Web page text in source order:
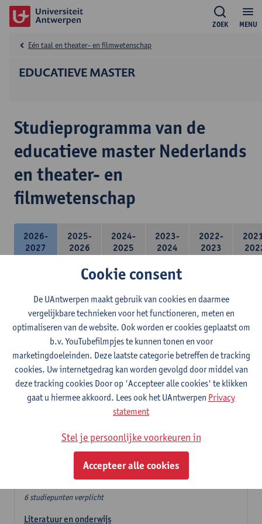
MENU
ZOEK
EDUCATIEVE MASTER
Eén taal en theater- en filmwetenschap
Studieprogramma van de
educatieve master Nederlands
en theater- en
filmwetenschap
2026-
2027
2025-
2026
2024-
2025
2023-
2024
2022-
2023
- Optie A : je kiest twee vakdidactieken
- Optie B: je kiest één vakdidactiek en een profilering
In de domeincomponent neem je 60 studiepunten op:
- 1 verplicht algemeen opleidingsonderdeel van 6 studiepunten,
- 24 of 30 studiepunten Nederlands en telkens minimum 6
studiepunten per deeldomein,
- 24 of 30 studiepunten theater- en filmwetenschap.
Verplicht algemeen opleidingsonderdeel
Deze 6 verplichte studiepunten tellen mee in de
domeincomponent van een van de gekozen talen.
Verplicht algemeen opleidingsonderdeel
6 studiepunten verplicht
Literatuur en onderwijs
Cookie consent
De UAntwerpen maakt gebruik van cookies en daarmee
vergelijkbare technieken voor het functioneren, meten en
optimaliseren van de website. Ook worden er cookies geplaatst om
b.v. YouTubefilmpjes te kunnen tonen en voor
marketingdoeleinden. Deze laatste categorie betreffen de tracking
cookies. Uw internetgedrag kan worden gevolgd door middel van
deze tracking cookies Door op 'Accepteer alle cookies' te klikken
gaat u hiermee akkoord. Lees ook het UAntwerpen Privacy
statement
Stel je persoonlijke voorkeuren in
Accepteer alle cookies